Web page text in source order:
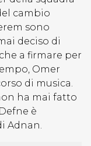
cambio
sono
deciso di
a firmare per
Omer
di musica.
ha mai fatto
è
Adnan.